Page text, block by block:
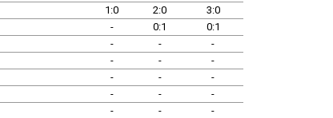
1:0 2:0
3:0
- 0:1
0:1
- -
-
- -
-
- -
-
- -
-
- -
-